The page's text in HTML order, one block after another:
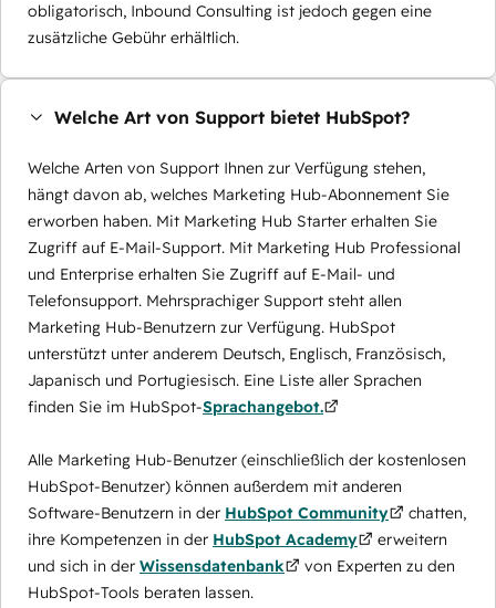
obligatorisch, Inbound Consulting ist jedoch gegen eine
zusätzliche Gebühr erhältlich.
Welche Art von Support bietet HubSpot?
Welche Arten von Support Ihnen zur Verfügung stehen,
hängt davon ab, welches Marketing Hub-Abonnement Sie
erworben haben. Mit Marketing Hub Starter erhalten Sie
Zugriff auf E-Mail-Support. Mit Marketing Hub Professional
und Enterprise erhalten Sie Zugriff auf E-Mail- und
Telefonsupport. Mehrsprachiger Support steht allen
Marketing Hub-Benutzern zur Verfügung. HubSpot
unterstützt unter anderem Deutsch, Englisch, Französisch,
Japanisch und Portugiesisch. Eine Liste aller Sprachen
finden Sie im HubSpot-Sprachangebot.
Alle Marketing Hub-Benutzer (einschließlich der kostenlosen
HubSpot-Benutzer) können außerdem mit anderen
Software-Benutzern in der HubSpot Community
chatten,
ihre Kompetenzen in der HubSpot Academy
erweitern
und sich in der Wissensdatenbank
von Experten zu den
HubSpot-Tools beraten lassen.